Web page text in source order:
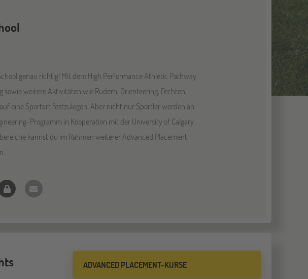
genau richtig! Mit dem High Performance Athletic Pathway
weitere Aktivitäten wie Rudern, Orienteering, Fechten,
eine Sportart festzulegen. Aber nicht nur Sportler werden an
Programm in Kooperation mit der University of Calgary
kannst du im Rahmen weiterer Advanced Placement-
ADVANCED PLACEMENT-KURSE